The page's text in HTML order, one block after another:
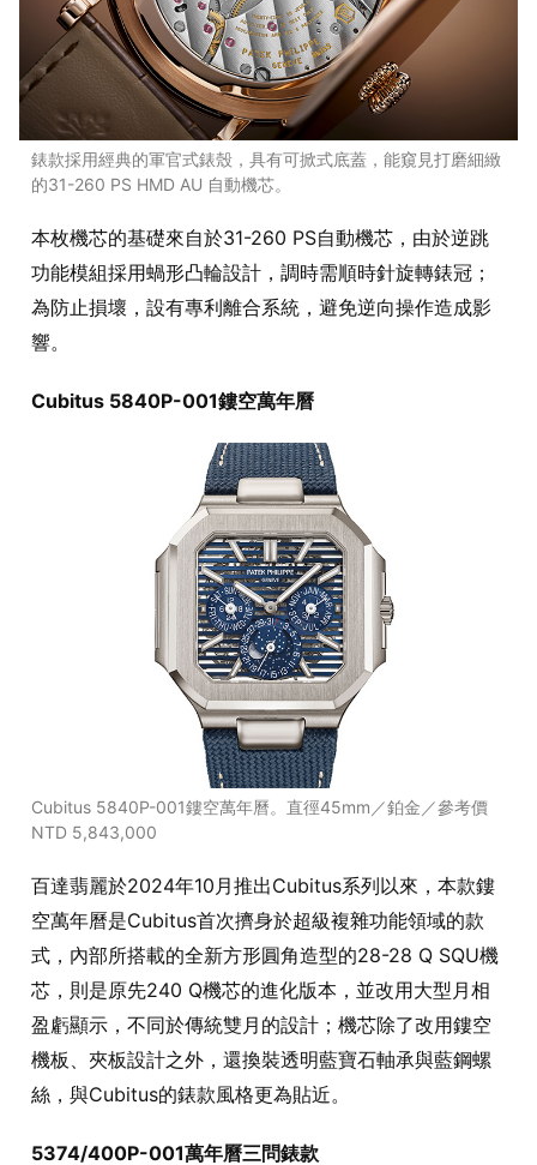
錶款採用經典的軍官式錶殼，具有可掀式底蓋，能窺見打磨細緻
的31-260 PS HMD AU 自動機芯。
本枚機芯的基礎來自於31-260 PS自動機芯，由於逆跳
功能模組採用蝸形凸輪設計，調時需順時針旋轉錶冠；
為防止損壞，設有專利離合系統，避免逆向操作造成影
響。
Cubitus 5840P-001鏤空萬年曆
Cubitus 5840P-001鏤空萬年曆。直徑45mm／鉑金／參考價
NTD 5,843,000
百達翡麗於2024年10月推出Cubitus系列以來，本款鏤
空萬年曆是Cubitus首次擠身於超級複雜功能領域的款
式，內部所搭載的全新方形圓角造型的28-28 Q SQU機
芯，則是原先240 Q機芯的進化版本，並改用大型月相
盈虧顯示，不同於傳統雙月的設計；機芯除了改用鏤空
機板、夾板設計之外，還換裝透明藍寶石軸承與藍鋼螺
絲，與Cubitus的錶款風格更為貼近。
5374/400P-001萬年曆三問錶款